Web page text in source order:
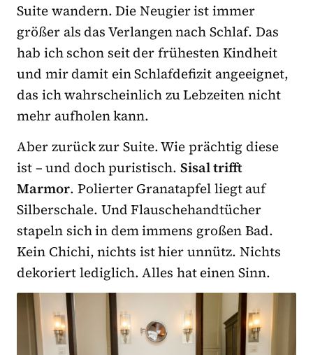
Suite wandern. Die Neugier ist immer
größer als das Verlangen nach Schlaf. Das
hab ich schon seit der frühesten Kindheit
und mir damit ein Schlafdefizit angeeignet,
das ich wahrscheinlich zu Lebzeiten nicht
mehr aufholen kann.
Aber zurück zur Suite. Wie prächtig diese
ist – und doch puristisch.Sisal trifft
Marmor. Polierter Granatapfel liegt auf
Silberschale. Und Flauschehandtücher
stapeln sich in dem immens großen Bad.
Kein Chichi, nichts ist hier unnütz. Nichts
dekoriert lediglich. Alles hat einen Sinn.